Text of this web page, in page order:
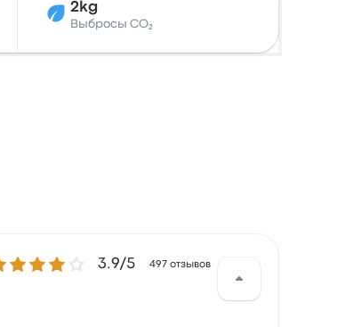
2kg
Выбросы CO₂
звезд: 3.9 из 5
3.9/5 497 отзывов